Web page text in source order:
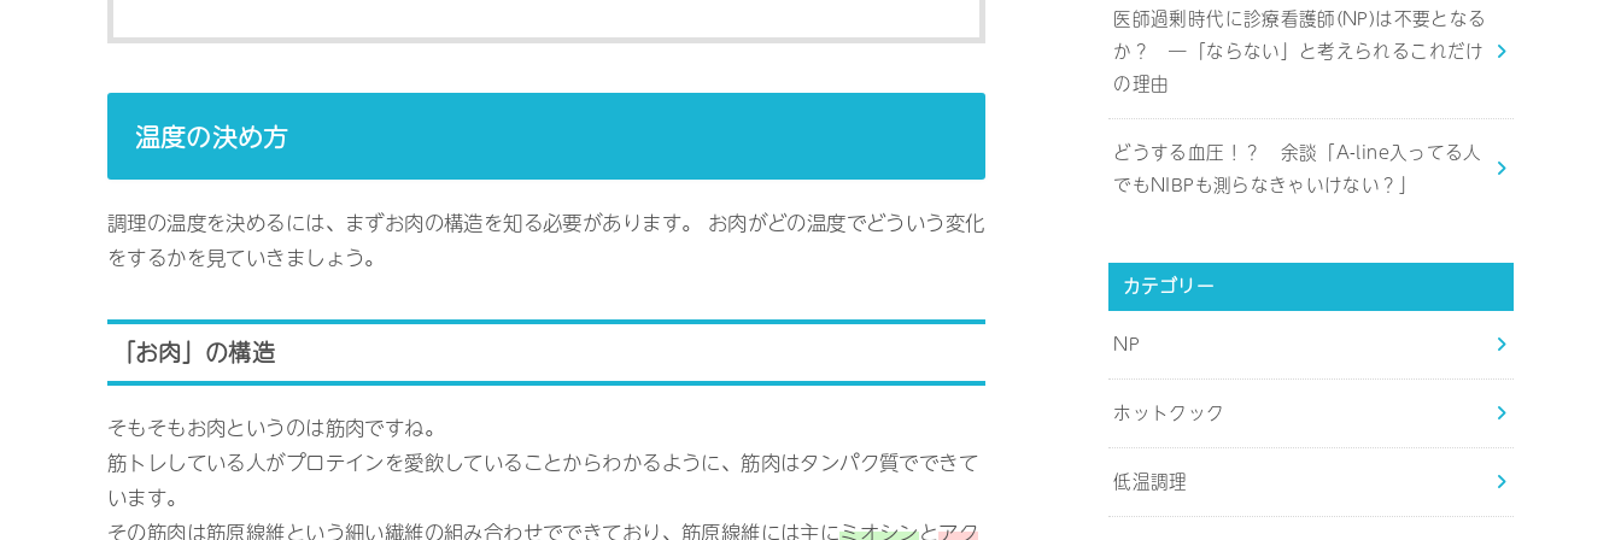
温度の決め方
調理の温度を決めるには、まずお肉の構造を知る必要があります。 お肉がどの温度でどういう変化
をするかを見ていきましょう。
「お肉」の構造
そもそもお肉というのは筋肉ですね。
筋トレしている人がプロテインを愛飲していることからわかるように、筋肉はタンパク質でできて
います。
その筋肉は筋原線維という細い繊維の組み合わせでできており、筋原線維には主にミオシンとアク
医師過剰時代に診療看護師(NP)は不要となる
か？ ―「ならない」と考えられるこれだけ
の理由
どうする血圧！？ 余談「A-line入ってる人
でもNIBPも測らなきゃいけない？」
カテゴリー
NP
ホットクック
低温調理